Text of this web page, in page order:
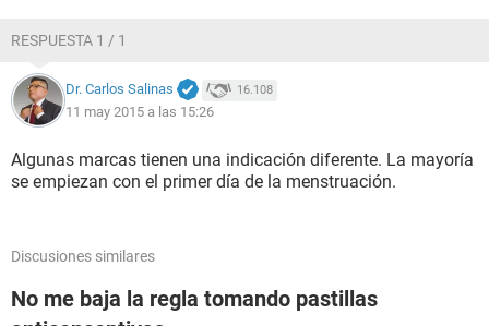
RESPUESTA 1 / 1
Dr. Carlos Salinas 16.108
11 may 2015 a las 15:26
Algunas marcas tienen una indicación diferente. La mayoría
se empiezan con el primer día de la menstruación.
Discusiones similares
No me baja la regla tomando pastillas